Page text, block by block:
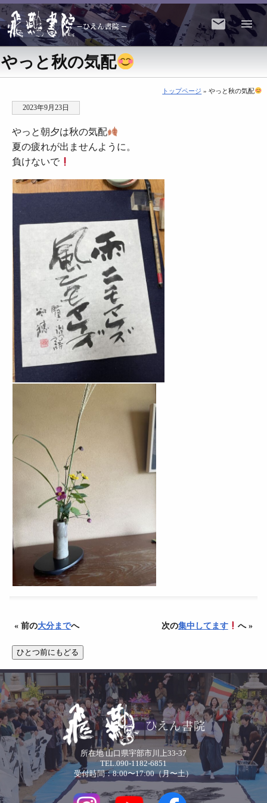
やっと秋の気配
トップページ » やっと秋の気配
2023年9月23日
やっと朝夕は秋の気配
夏の疲れが出ませんように。
負けないで
« 前の大分までへ 次の集中してます へ »
所在地 山口県宇部市川上33-37
TEL.090-1182-6851
受付時間：8:00〜17:00（月〜土）